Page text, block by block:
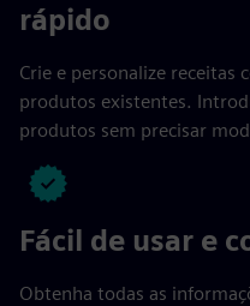
rápido
Crie e personalize receitas
produtos existentes.
produtos sem precisar
Fácil de usar e
Obtenha todas as